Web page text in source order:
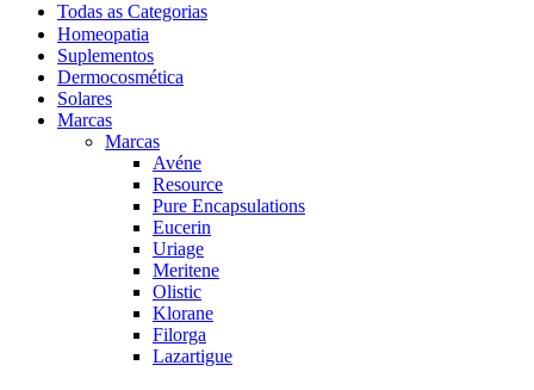
Todas as Categorias
Homeopatia
Suplementos
Dermocosmética
Solares
Marcas
Marcas
Avéne
Resource
Pure Encapsulations
Eucerin
Uriage
Meritene
Olistic
Klorane
Filorga
Lazartigue